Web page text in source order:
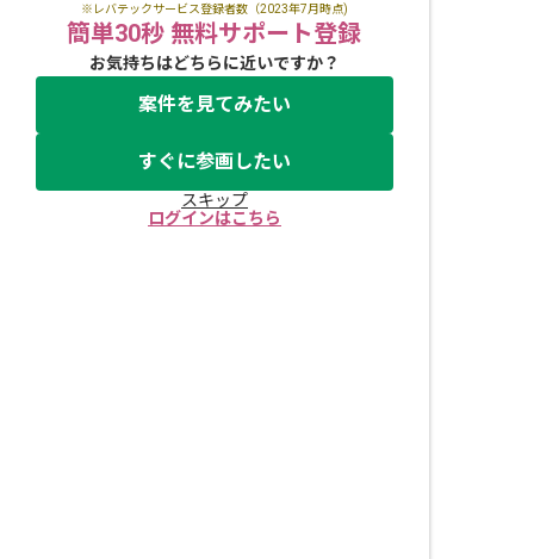
※レバテックサービス登録者数（2023年7月時点)
簡単30秒 無料サポート登録
お気持ちはどちらに近いですか？
案件を見てみたい
すぐに参画したい
スキップ
ログインはこちら